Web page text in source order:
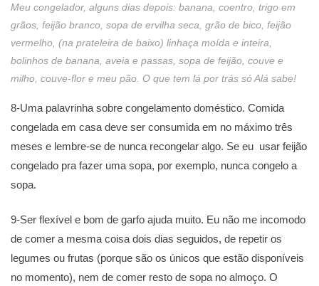
Meu congelador, alguns dias depois: banana, coentro, trigo em
grãos, feijão branco, sopa de ervilha seca, grão de bico, feijão
vermelho, (na prateleira de baixo) linhaça moída e inteira,
bolinhos de banana, aveia e passas, sopa de feijão, couve e
milho, couve-flor e meu pão. O que tem lá por trás só Alá sabe!
8-Uma palavrinha sobre congelamento doméstico. Comida
congelada em casa deve ser consumida em no máximo três
meses e lembre-se de nunca recongelar algo. Se eu usar feijão
congelado pra fazer uma sopa, por exemplo, nunca congelo a
sopa.
9-Ser flexível e bom de garfo ajuda muito. Eu não me incomodo
de comer a mesma coisa dois dias seguidos, de repetir os
legumes ou frutas (porque são os únicos que estão disponíveis
no momento), nem de comer resto de sopa no almoço. O